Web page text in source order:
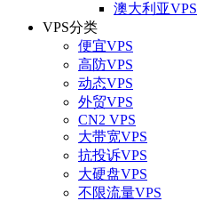
澳大利亚VPS
VPS分类
便宜VPS
高防VPS
动态VPS
外贸VPS
CN2 VPS
大带宽VPS
抗投诉VPS
大硬盘VPS
不限流量VPS